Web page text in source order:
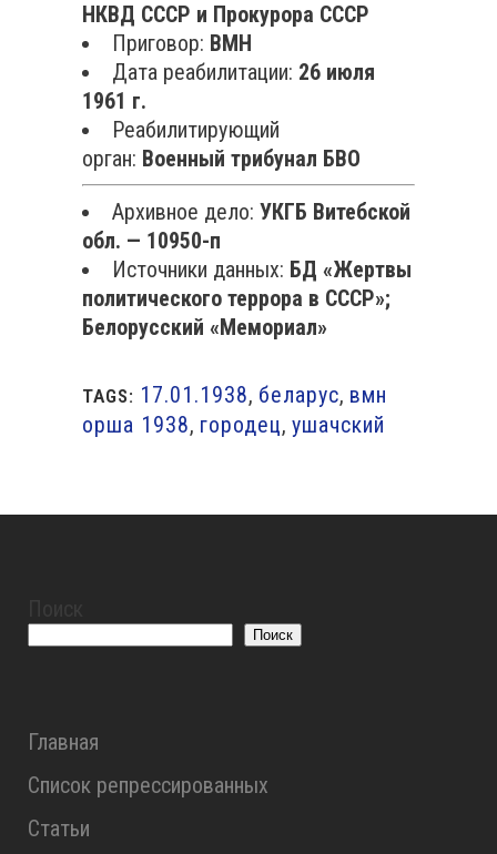
НКВД СССР и Прокурора СССР
Приговор: ВМН
Дата реабилитации: 26 июля
1961 г.
Реабилитирующий
орган: Военный трибунал БВО
Архивное дело: УКГБ Витебской
обл. — 10950-п
Источники данных: БД «Жертвы
политического террора в СССР»;
Белорусский «Мемориал»
TAGS: 17.01.1938, беларус, вмн
орша 1938, городец, ушачский
Поиск
Главная
Список репрессированных
Статьи